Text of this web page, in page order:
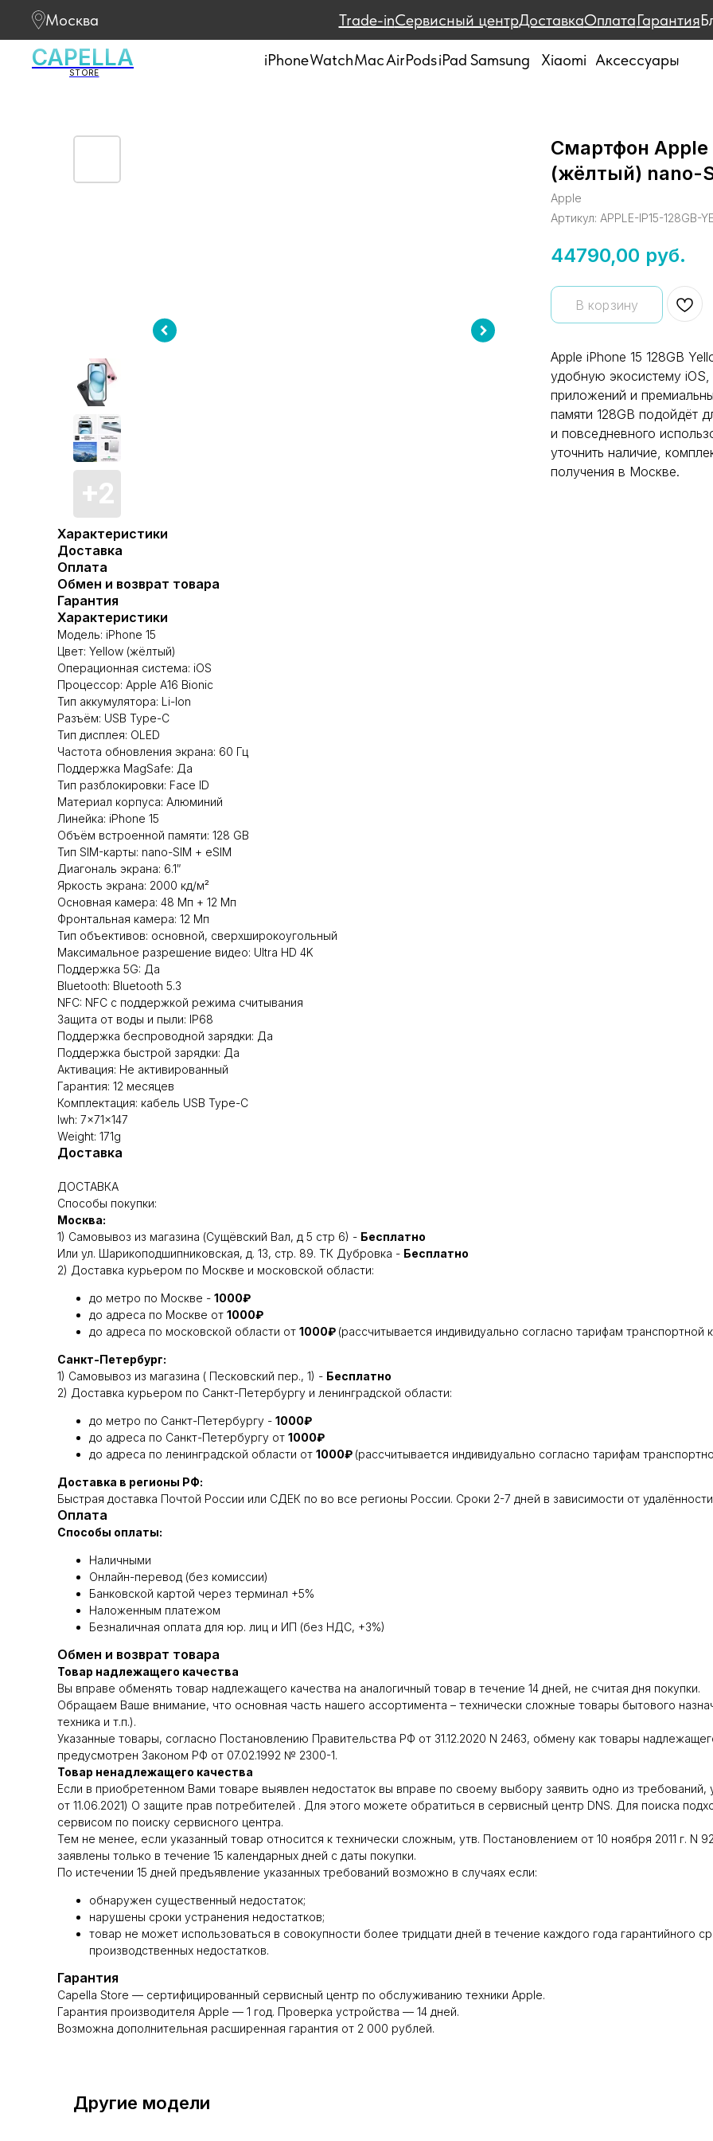
Москва Trade-inСервисный центрДоставкаОплатаГарантия
CAPELLA
STORE
iPhoneWatchMacAirPodsiPad Samsung Xiaomi Аксессуары
Смартфон Apple
(жёлтый) nano-
Apple
Артикул: APPLE-IP15-128GB-
44790,00 руб.
В корзину
Apple iPhone 15 128GB
удобную экосистему
приложений и
памяти 128GB подойдёт
и повседневного
уточнить наличие,
получения в Москве.
Характеристики
Доставка
Оплата
Обмен и возврат товара
Гарантия
Характеристики
Модель: iPhone 15
Цвет: Yellow (жёлтый)
Операционная система: iOS
Процессор: Apple A16 Bionic
Тип аккумулятора: Li-Ion
Разъём: USB Type-C
Тип дисплея: OLED
Частота обновления экрана: 60 Гц
Поддержка MagSafe: Да
Тип разблокировки: Face ID
Материал корпуса: Алюминий
Линейка: iPhone 15
Объём встроенной памяти: 128 GB
Тип SIM-карты: nano-SIM + eSIM
Диагональ экрана: 6.1″
Яркость экрана: 2000 кд/м²
Основная камера: 48 Мп + 12 Мп
Фронтальная камера: 12 Мп
Тип объективов: основной, сверхширокоугольный
Максимальное разрешение видео: Ultra HD 4K
Поддержка 5G: Да
Bluetooth: Bluetooth 5.3
NFC: NFC с поддержкой режима считывания
Защита от воды и пыли: IP68
Поддержка беспроводной зарядки: Да
Поддержка быстрой зарядки: Да
Активация: Не активированный
Гарантия: 12 месяцев
Комплектация: кабель USB Type-C
lwh: 7x71x147
Weight: 171g
Доставка
ДОСТАВКА
Способы покупки:
Москва:
1) Самовывоз из магазина (Сущёвский Вал, д 5 стр 6) - Бесплатно
Или ул. Шарикоподшипниковская, д. 13, стр. 89. ТК Дубровка - Бесплатно
2) Доставка курьером по Москве и московской области:
до метро по Москве - 1000₽
до адреса по Москве от 1000₽
до адреса по московской области от 1000₽ (рассчитывается индивидуально согласно тарифам транспортной
Санкт-Петербург:
1) Самовывоз из магазина ( Песковский пер., 1) - Бесплатно
2) Доставка курьером по Санкт-Петербургу и ленинградской области:
до метро по Санкт-Петербургу - 1000₽
до адреса по Санкт-Петербургу от 1000₽
до адреса по ленинградской области от 1000₽ (рассчитывается индивидуально согласно тарифам
Доставка в регионы РФ:
Быстрая доставка Почтой России или СДЕК по во все регионы России. Сроки 2-7 дней в зависимости от
Оплата
Способы оплаты:
Наличными
Онлайн-перевод (без комиссии)
Банковской картой через терминал +5%
Наложенным платежом
Безналичная оплата для юр. лиц и ИП (без НДС, +3%)
Обмен и возврат товара
Товар надлежащего качества
Вы вправе обменять товар надлежащего качества на аналогичный товар в течение 14 дней, не считая дня покупки.
Обращаем Ваше внимание, что основная часть нашего ассортимента – технически сложные товары бытового
техника и т.п.).
Указанные товары, согласно Постановлению Правительства РФ от 31.12.2020 N 2463, обмену как товары
предусмотрен Законом РФ от 07.02.1992 № 2300-1.
Товар ненадлежащего качества
Если в приобретенном Вами товаре выявлен недостаток вы вправе по своему выбору заявить одно из требований,
от 11.06.2021) О защите прав потребителей . Для этого можете обратиться в сервисный центр DNS. Для поиска
сервисом по поиску сервисного центра.
Тем не менее, если указанный товар относится к технически сложным, утв. Постановлением от 10 ноября 2011 г. N
заявлены только в течение 15 календарных дней с даты покупки.
По истечении 15 дней предъявление указанных требований возможно в случаях если:
обнаружен существенный недостаток;
нарушены сроки устранения недостатков;
товар не может использоваться в совокупности более тридцати дней в течение каждого года гарантийного
производственных недостатков.
Гарантия
Capella Store — сертифицированный сервисный центр по обслуживанию техники Apple.
Гарантия производителя Apple — 1 год. Проверка устройства — 14 дней.
Возможна дополнительная расширенная гарантия от 2 000 рублей.
Другие модели